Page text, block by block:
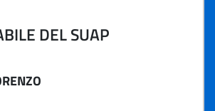
DEL SUAP